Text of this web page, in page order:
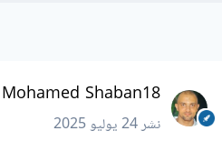
تحديد الحساب الافتراضي للإيرادات
Mohamed Shaban18
نشر24 يوليو 2025